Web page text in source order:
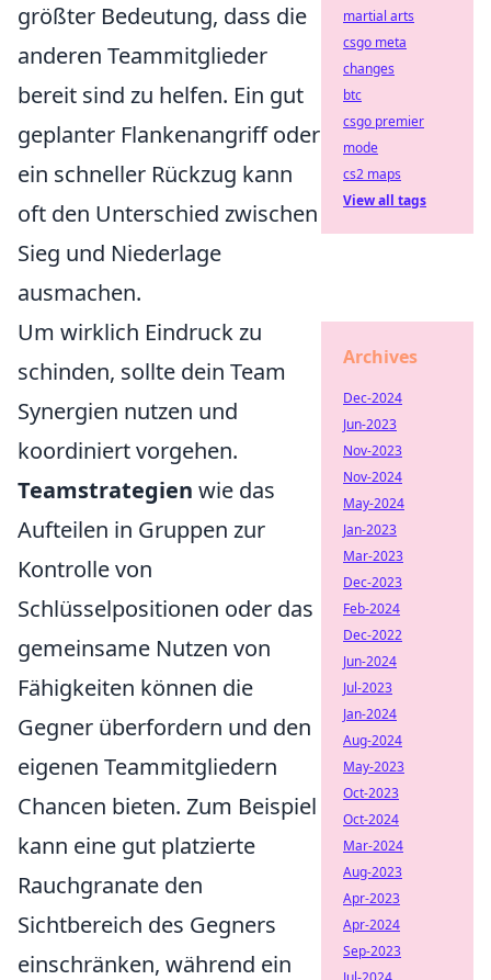
größter Bedeutung, dass die
anderen Teammitglieder
bereit sind zu helfen. Ein gut
geplanter Flankenangriff oder
ein schneller Rückzug kann
oft den Unterschied zwischen
Sieg und Niederlage
ausmachen.
Um wirklich Eindruck zu
schinden, sollte dein Team
Synergien nutzen und
koordiniert vorgehen.
Teamstrategien wie das
Aufteilen in Gruppen zur
Kontrolle von
Schlüsselpositionen oder das
gemeinsame Nutzen von
Fähigkeiten können die
Gegner überfordern und den
eigenen Teammitgliedern
Chancen bieten. Zum Beispiel
kann eine gut platzierte
Rauchgranate den
Sichtbereich des Gegners
einschränken, während ein
martial arts
csgo meta
changes
btc
csgo premier
mode
cs2 maps
View all tags
Archives
Dec-2024
Jun-2023
Nov-2023
Nov-2024
May-2024
Jan-2023
Mar-2023
Dec-2023
Feb-2024
Dec-2022
Jun-2024
Jul-2023
Jan-2024
Aug-2024
May-2023
Oct-2023
Oct-2024
Mar-2024
Aug-2023
Apr-2023
Apr-2024
Sep-2023